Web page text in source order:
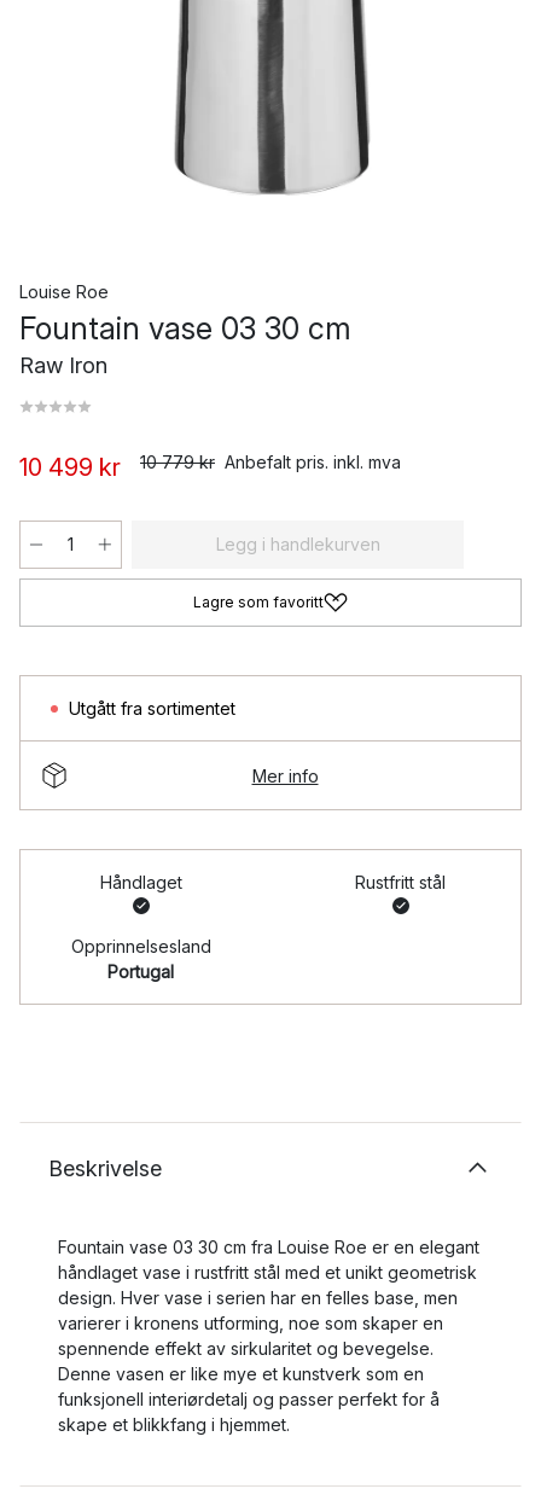
Louise Roe
Fountain vase 03 30 cm
Raw Iron
10 499 kr 10 779 kr Anbefalt pris. inkl. mva
Legg i handlekurven
Lagre som favoritt
Utgått fra sortimentet
Mer info
Håndlaget Rustfritt stål
Opprinnelsesland
Portugal
Beskrivelse
Fountain vase 03 30 cm fra Louise Roe er en elegant
håndlaget vase i rustfritt stål med et unikt geometrisk
design. Hver vase i serien har en felles base, men
varierer i kronens utforming, noe som skaper en
spennende effekt av sirkularitet og bevegelse.
Denne vasen er like mye et kunstverk som en
funksjonell interiørdetalj og passer perfekt for å
skape et blikkfang i hjemmet.